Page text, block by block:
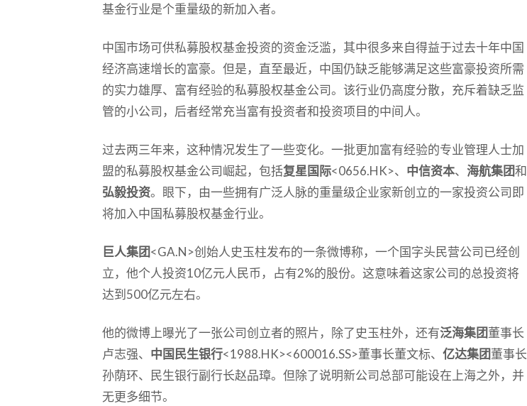
基金行业是个重量级的新加入者。
中国市场可供私募股权基金投资的资金泛滥，其中很多来自得益于过去十年中国
经济高速增长的富豪。但是，直至最近，中国仍缺乏能够满足这些富豪投资所需
的实力雄厚、富有经验的私募股权基金公司。该行业仍高度分散，充斥着缺乏监
管的小公司，后者经常充当富有投资者和投资项目的中间人。
过去两三年来，这种情况发生了一些变化。一批更加富有经验的专业管理人士加
盟的私募股权基金公司崛起，包括复星国际<0656.HK>、 中信资本、 海航集团和
弘毅投资。眼下，由一些拥有广泛人脉的重量级企业家新创立的一家投资公司即
将加入中国私募股权基金行业。
巨人集团<GA.N>创始人史玉柱发布的一条微博称，一个国字头民营公司已经创
立，他个人投资10亿元人民币，占有2%的股份。这意味着这家公司的总投资将
达到500亿元左右。
他的微博上曝光了一张公司创立者的照片，除了史玉柱外，还有泛海集团董事长
卢志强、 中国民生银行<1988.HK><600016.SS>董事长董文标、 亿达集团董事长
孙荫环、民生银行副行长赵品璋。但除了说明新公司总部可能设在上海之外，并
无更多细节。